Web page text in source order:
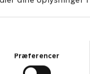
Præferencer